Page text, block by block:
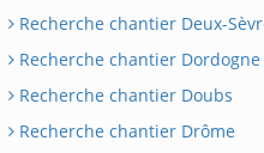
Recherche chantier Deux-
Recherche chantier Dordogne
Recherche chantier Doubs
Recherche chantier Drôme